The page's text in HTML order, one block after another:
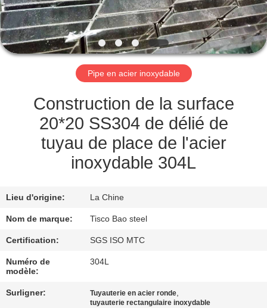
VISITE
DE
CONTRÔLE
QUALITÉ
CONTACTER
NOUVELLES
DEMANDER
UN
Pipe en acier inoxydable
Construction de la surface
20*20 SS304 de délié de
tuyau de place de l'acier
inoxydable 304L
Lieu d'origine: La Chine
Nom de marque: Tisco Bao steel
Certification: SGS ISO MTC
Numéro de
modèle:
304L
Surligner: Tuyauterie en acier ronde,
tuyauterie rectangulaire inoxydable